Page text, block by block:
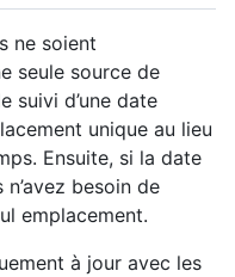
ne soient
seule source de
suivi d’une date
unique au lieu
Ensuite, si la date
besoin de
emplacement.
à jour avec les